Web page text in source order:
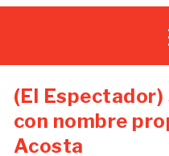
(El Espectador)
con nombre
Acosta